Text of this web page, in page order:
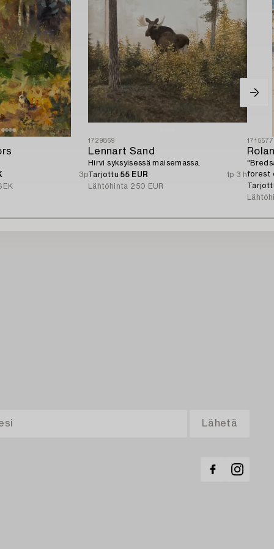
3p
1729869
Lennart Sand
Hirvi syksyisessä maisemassa.
Tarjottu55 EUR
1p 3 h
Lähtöhinta 250 EUR
1715577
forest